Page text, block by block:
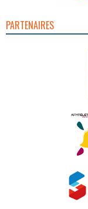
PARTENAIRES